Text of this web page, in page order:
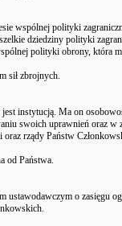
wspólnej polityki
dziedziny polityki
polityki obrony, która
sił zbrojnych.
instytucją. Ma on
swoich uprawnień oraz w
rządy Państw
od Państwa.
ustawodawczym o zasięgu